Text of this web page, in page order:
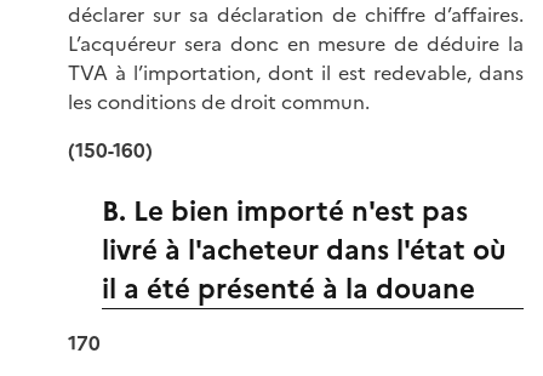
déclarer sur sa déclaration de chiffre d’affaires.
L’acquéreur sera donc en mesure de déduire la
TVA à l’importation, dont il est redevable, dans
les conditions de droit commun.
(150-160)
B. Le bien importé n'est pas
livré à l'acheteur dans l'état où
il a été présenté à la douane
170